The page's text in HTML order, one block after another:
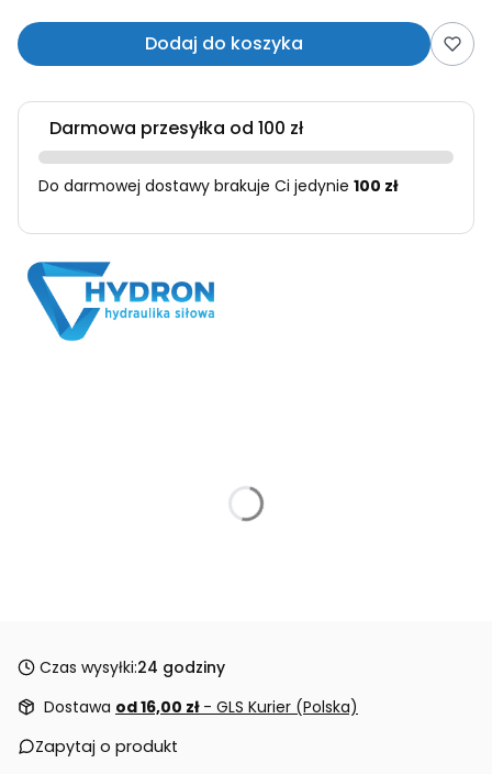
Dodaj do koszyka
Darmowa przesyłka od 100 zł
Do darmowej dostawy brakuje Ci jedynie 100 zł
Czas wysyłki:24 godziny
Dostawa od 16,00 zł - GLS Kurier (Polska)
Zapytaj o produkt